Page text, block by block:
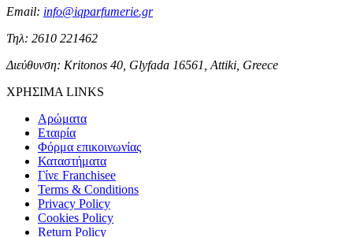
Email: info@iqparfumerie.gr
Τηλ: 2610 221462
Διεύθυνση: Kritonos 40, Glyfada 16561, Attiki, Greece
ΧΡΗΣΙΜΑ LINKS
Αρώματα
Εταιρία
Φόρμα επικοινωνίας
Καταστήματα
Γίνε Franchisee
Terms & Conditions
Privacy Policy
Cookies Policy
Return Policy